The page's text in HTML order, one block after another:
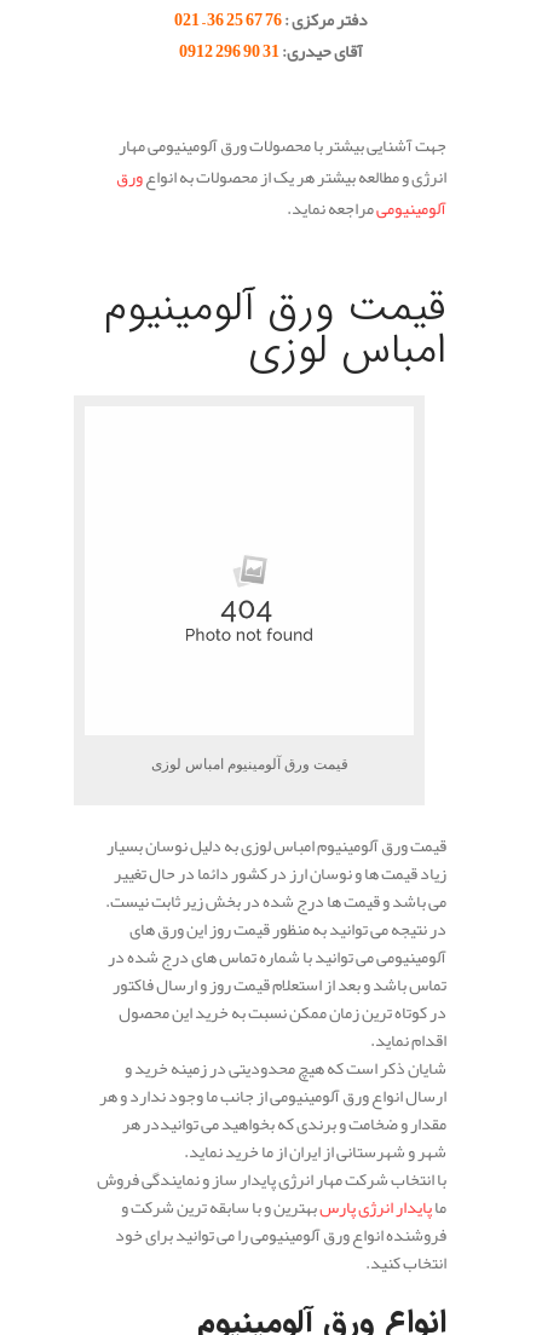
دفتر مرکزی :76 67 25 36 – 021
آقای حیدری:31 90 296 0912
جهت آشنایی بیشتر با محصولات ورق آلومینیومی مهار
انرژی و مطالعه بیشتر هر یک از محصولات به انواعورق
آلومینیومیمراجعه نماید.
قیمت ورق آلومینیوم
امباس لوزی
قیمت ورق آلومینیوم امباس لوزی
قیمت ورق آلومینیوم امباس لوزی به دلیل نوسان بسیار
زیاد قیمت ها و نوسان ارز در کشور دائما در حال تغییر
می باشد و قیمت ها درج شده در بخش زیر ثابت نیست.
در نتیجه می توانید به منظور قیمت روز این ورق های
آلومینیومی می توانید با شماره تماس های درج شده در
تماس باشد و بعد از استعلام قیمت روز و ارسال فاکتور
در کوتاه ترین زمان ممکن نسبت به خرید این محصول
اقدام نماید.
شایان ذکر است که هیچ محدودیتی در زمینه خرید و
ارسال انواع ورق آلومینیومی از جانب ما وجود ندارد و هر
مقدار و ضخامت و برندی که بخواهید می توانیددر هر
شهر و شهرستانی از ایران از ما خرید نماید.
با انتخاب شرکت مهار انرژی پایدار ساز و نمایندگی فروش
ماپایدار انرژی پارسبهترین و با سابقه ترین شرکت و
فروشنده انواع ورق آلومینیومی را می توانید برای خود
انتخاب کنید.
انواع ورق آلومینیوم